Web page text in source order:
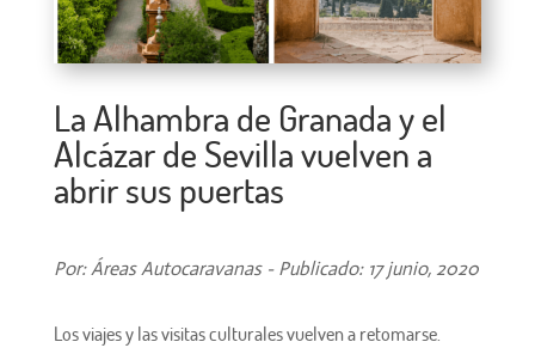
La Alhambra de Granada y el
Alcázar de Sevilla vuelven a
abrir sus puertas
Por: Áreas Autocaravanas - Publicado: 17 junio, 2020
Los viajes y las visitas culturales vuelven a retomarse.